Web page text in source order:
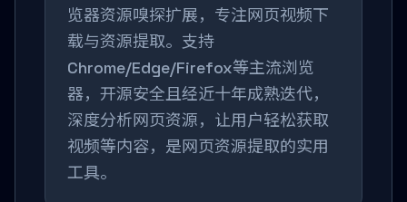
览器资源嗅探扩展，专注网页视频下
载与资源提取。支持
Chrome/Edge/Firefox等主流浏览
器，开源安全且经近十年成熟迭代，
深度分析网页资源，让用户轻松获取
视频等内容，是网页资源提取的实用
工具。